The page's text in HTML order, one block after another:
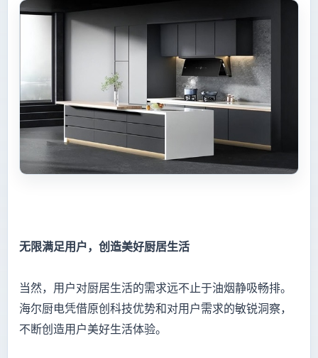
无限满足用户，创造美好厨居生活
当然，用户对厨居生活的需求远不止于油烟静吸畅排。
海尔厨电凭借原创科技优势和对用户需求的敏锐洞察，
不断创造用户美好生活体验。